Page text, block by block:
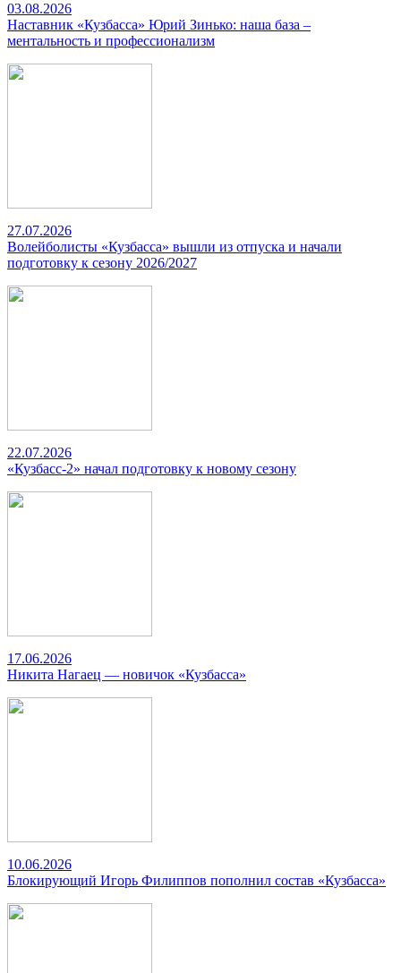
03.08.2026
Наставник «Кузбасса» Юрий Зинько: наша база –
ментальность и профессионализм
27.07.2026
Волейболисты «Кузбасса» вышли из отпуска и начали
подготовку к сезону 2026/2027
22.07.2026
«Кузбасс-2» начал подготовку к новому сезону
17.06.2026
Никита Нагаец — новичок «Кузбасса»
10.06.2026
Блокирующий Игорь Филиппов пополнил состав «Кузбасса»